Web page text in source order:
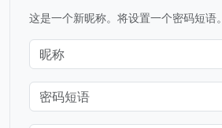
这是一个新昵称。将设置一个密码短语。